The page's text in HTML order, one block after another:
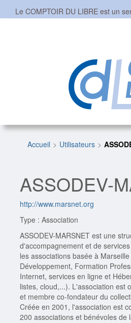
Le COMPTOIR DU LIBRE est un
Accueil Utilisateurs
ASSODEV-
http://www.marsnet.org
Type : Association
ASSODEV-MARSNET est une
d'accompagnement et de
les associations basée à
Développement, Formation
Internet, services en ligne et
listes, cloud,...). L'association est
et membre co-fondateur du
Créée en 2001, l'association est
200 associations et bénévoles de